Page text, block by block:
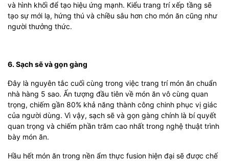
và hình khối để tạo hiệu ứng mạnh. Kiểu trang trí xếp tầng sẽ
tạo sự mới lạ, hứng thú và chiều sâu hơn cho món ăn cũng như
người thưởng thức.
6. Sạch sẽ và gọn gàng
Đây là nguyên tắc cuối cùng trong việc trang trí món ăn chuẩn
nhà hàng 5 sao. Ấn tượng đầu tiên về món ăn vô cùng quan
trọng, chiếm gần 80% khả năng thành công chinh phục vị giác
của người dùng. Vì vậy, sạch sẽ và gọn gàng chính là bí quyết
quan trọng và chiếm phần trăm cao nhất trong nghệ thuật trình
bày món ăn.
Hầu hết món ăn trong nền ẩm thực fusion hiện đại sẽ được chế